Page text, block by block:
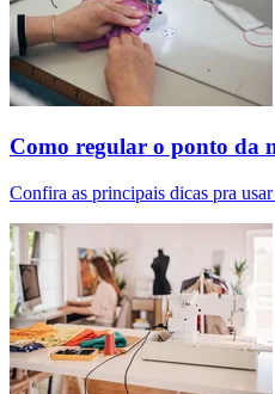
Como regular o ponto da
Confira as principais dicas pra